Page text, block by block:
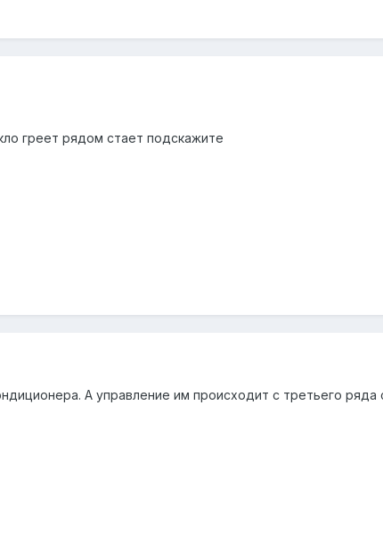
греет рядом стает подскажите
А управление им происходит с третьего ряда